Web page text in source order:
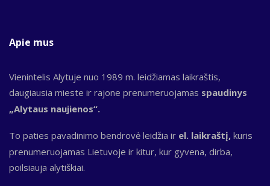
Apie mus
Vienintelis Alytuje nuo 1989 m. leidžiamas laikraštis,
daugiausia mieste ir rajone prenumeruojamas spaudinys
„Alytaus naujienos“.
To paties pavadinimo bendrovė leidžia ir el. laikraštį, kuris
prenumeruojamas Lietuvoje ir kitur, kur gyvena, dirba,
poilsiauja alytiškiai.